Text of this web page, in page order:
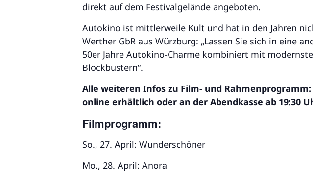
direkt auf dem Festivalgelände angeboten.
Autokino ist mittlerweile Kult und hat in den Jahren
Werther GbR aus Würzburg: „Lassen Sie sich in eine
50er Jahre Autokino-Charme kombiniert mit
Blockbustern“.
Alle weiteren Infos zu Film- und Rahmenprogramm:
online erhältlich oder an der Abendkasse ab 19:30
Filmprogramm:
So., 27. April: Wunderschöner
Mo., 28. April: Anora